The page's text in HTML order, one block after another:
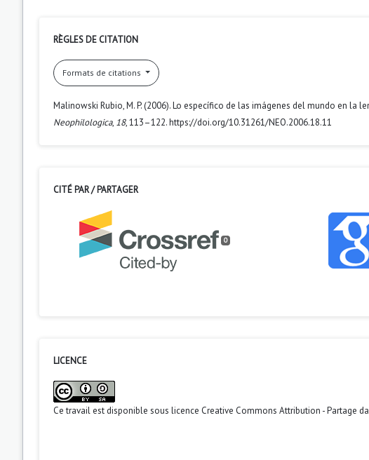
RÈGLES DE CITATION
Formats de citations
Malinowski Rubio, M. P. (2006). Lo específico de las imágenes del mundo en
Neophilologica, 18, 113–122. https://doi.org/10.31261/NEO.2006.18.11
CITÉ PAR / PARTAGER
0
LICENCE
Ce travail est disponible sous licence Creative Commons Attribution - Partage